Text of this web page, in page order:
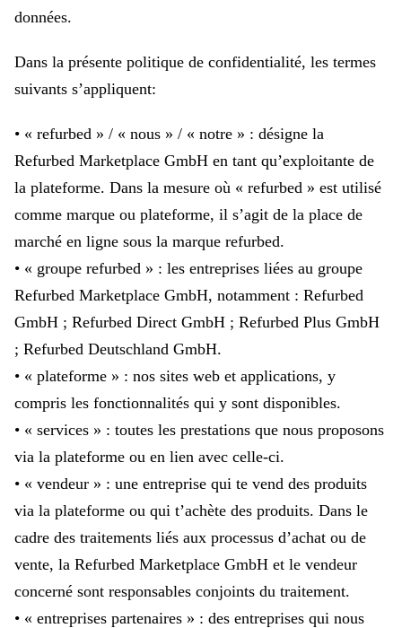
données.
Dans la présente politique de confidentialité, les termes
suivants s’appliquent:
• « refurbed » / « nous » / « notre » : désigne la
Refurbed Marketplace GmbH en tant qu’exploitante de
la plateforme. Dans la mesure où « refurbed » est utilisé
comme marque ou plateforme, il s’agit de la place de
marché en ligne sous la marque refurbed.
• « groupe refurbed » : les entreprises liées au groupe
Refurbed Marketplace GmbH, notamment : Refurbed
GmbH ; Refurbed Direct GmbH ; Refurbed Plus GmbH
; Refurbed Deutschland GmbH.
• « plateforme » : nos sites web et applications, y
compris les fonctionnalités qui y sont disponibles.
• « services » : toutes les prestations que nous proposons
via la plateforme ou en lien avec celle-ci.
• « vendeur » : une entreprise qui te vend des produits
via la plateforme ou qui t’achète des produits. Dans le
cadre des traitements liés aux processus d’achat ou de
vente, la Refurbed Marketplace GmbH et le vendeur
concerné sont responsables conjoints du traitement.
• « entreprises partenaires » : des entreprises qui nous